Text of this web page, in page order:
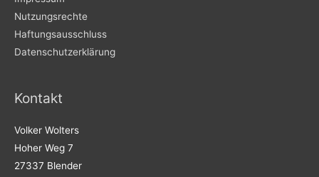
Nutzungsrechte
Haftungsausschluss
Datenschutzerklärung
Kontakt
Volker Wolters
Hoher Weg 7
27337 Blender